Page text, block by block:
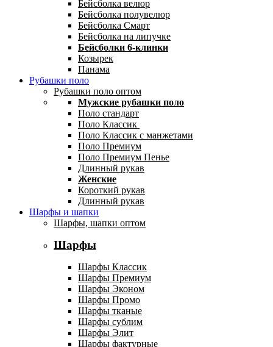
Бейсболка велюр
Бейсболка полувелюр
Бейсболка Смарт
Бейсболка на липучке
Бейсболки 6-клинки
Козырек
Панама
Рубашки поло
Рубашки поло оптом
Мужские рубашки поло
Поло стандарт
Поло Классик
Поло Классик с манжетами
Поло Премиум
Поло Премиум Пенье
Длинный рукав
Женские
Короткий рукав
Длинный рукав
Шарфы и шапки
Шарфы, шапки оптом
Шарфы
Шарфы Классик
Шарфы Премиум
Шарфы Эконом
Шарфы Промо
Шарфы тканые
Шарфы сублим
Шарфы Элит
Шарфы фактурные